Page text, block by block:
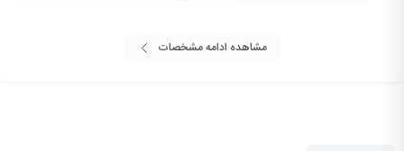
مشاهده ادامه مشخصات